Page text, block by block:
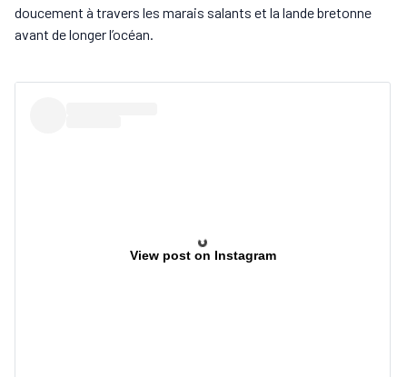
doucement à travers les marais salants et la lande bretonne
avant de longer l’océan.
View post on Instagram